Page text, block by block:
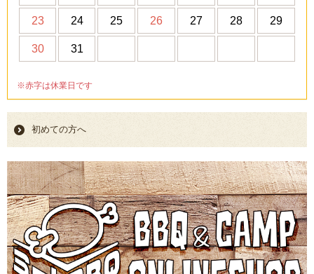
23 24 25 26 27 28 29
30 31
※赤字は休業日です
初めての方へ